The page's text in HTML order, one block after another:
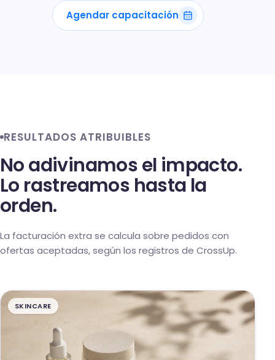
Agendar capacitación
RESULTADOS ATRIBUIBLES
No adivinamos el impacto.
Lo rastreamos hasta la
orden.
La facturación extra se calcula sobre pedidos con
ofertas aceptadas, según los registros de CrossUp.
SKINCARE